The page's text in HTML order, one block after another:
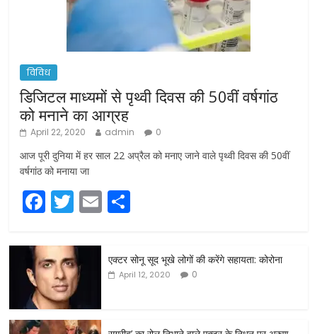
विविध
डिजिटल माध्यमों से पृथ्वी दिवस की 50वीं वर्षगांठ
को मनाने का आग्रह
April 22, 2020 admin 0
आज पूरी दुनिया में हर साल 22 अप्रैल को मनाए जाने वाले पृथ्वी दिवस की 50वीं
वर्षगांठ को मनाया जा
F
a
c
e
b
o
T
w
itt
er
E
m
ar
e
एक्टर सोनू सूद भूखे लोगों की करेंगे सहायता: कोरोना
April 12, 2020 0